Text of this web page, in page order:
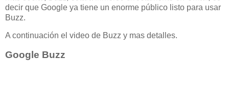
decir que Google ya tiene un enorme público listo para usar
Buzz.
A continuación el video de Buzz y mas detalles.
Google Buzz